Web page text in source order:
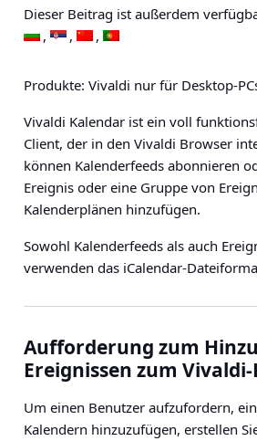
Dieser Beitrag ist außerdem
Produkte: Vivaldi nur für Desktop-
Vivaldi Kalendar ist ein voll
Client, der in den Vivaldi Browser
können Kalenderfeeds abonnieren
Ereignis oder eine Gruppe von
Kalenderplänen hinzufügen.
Sowohl Kalenderfeeds als auch
verwenden das iCalendar-
Aufforderung zum
Ereignissen zum
Um einen Benutzer aufzufordern,
Kalendern hinzuzufügen, erstellen